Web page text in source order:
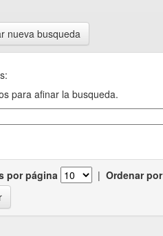
nueva busqueda
para afinar la busqueda.
por página | Ordenar por